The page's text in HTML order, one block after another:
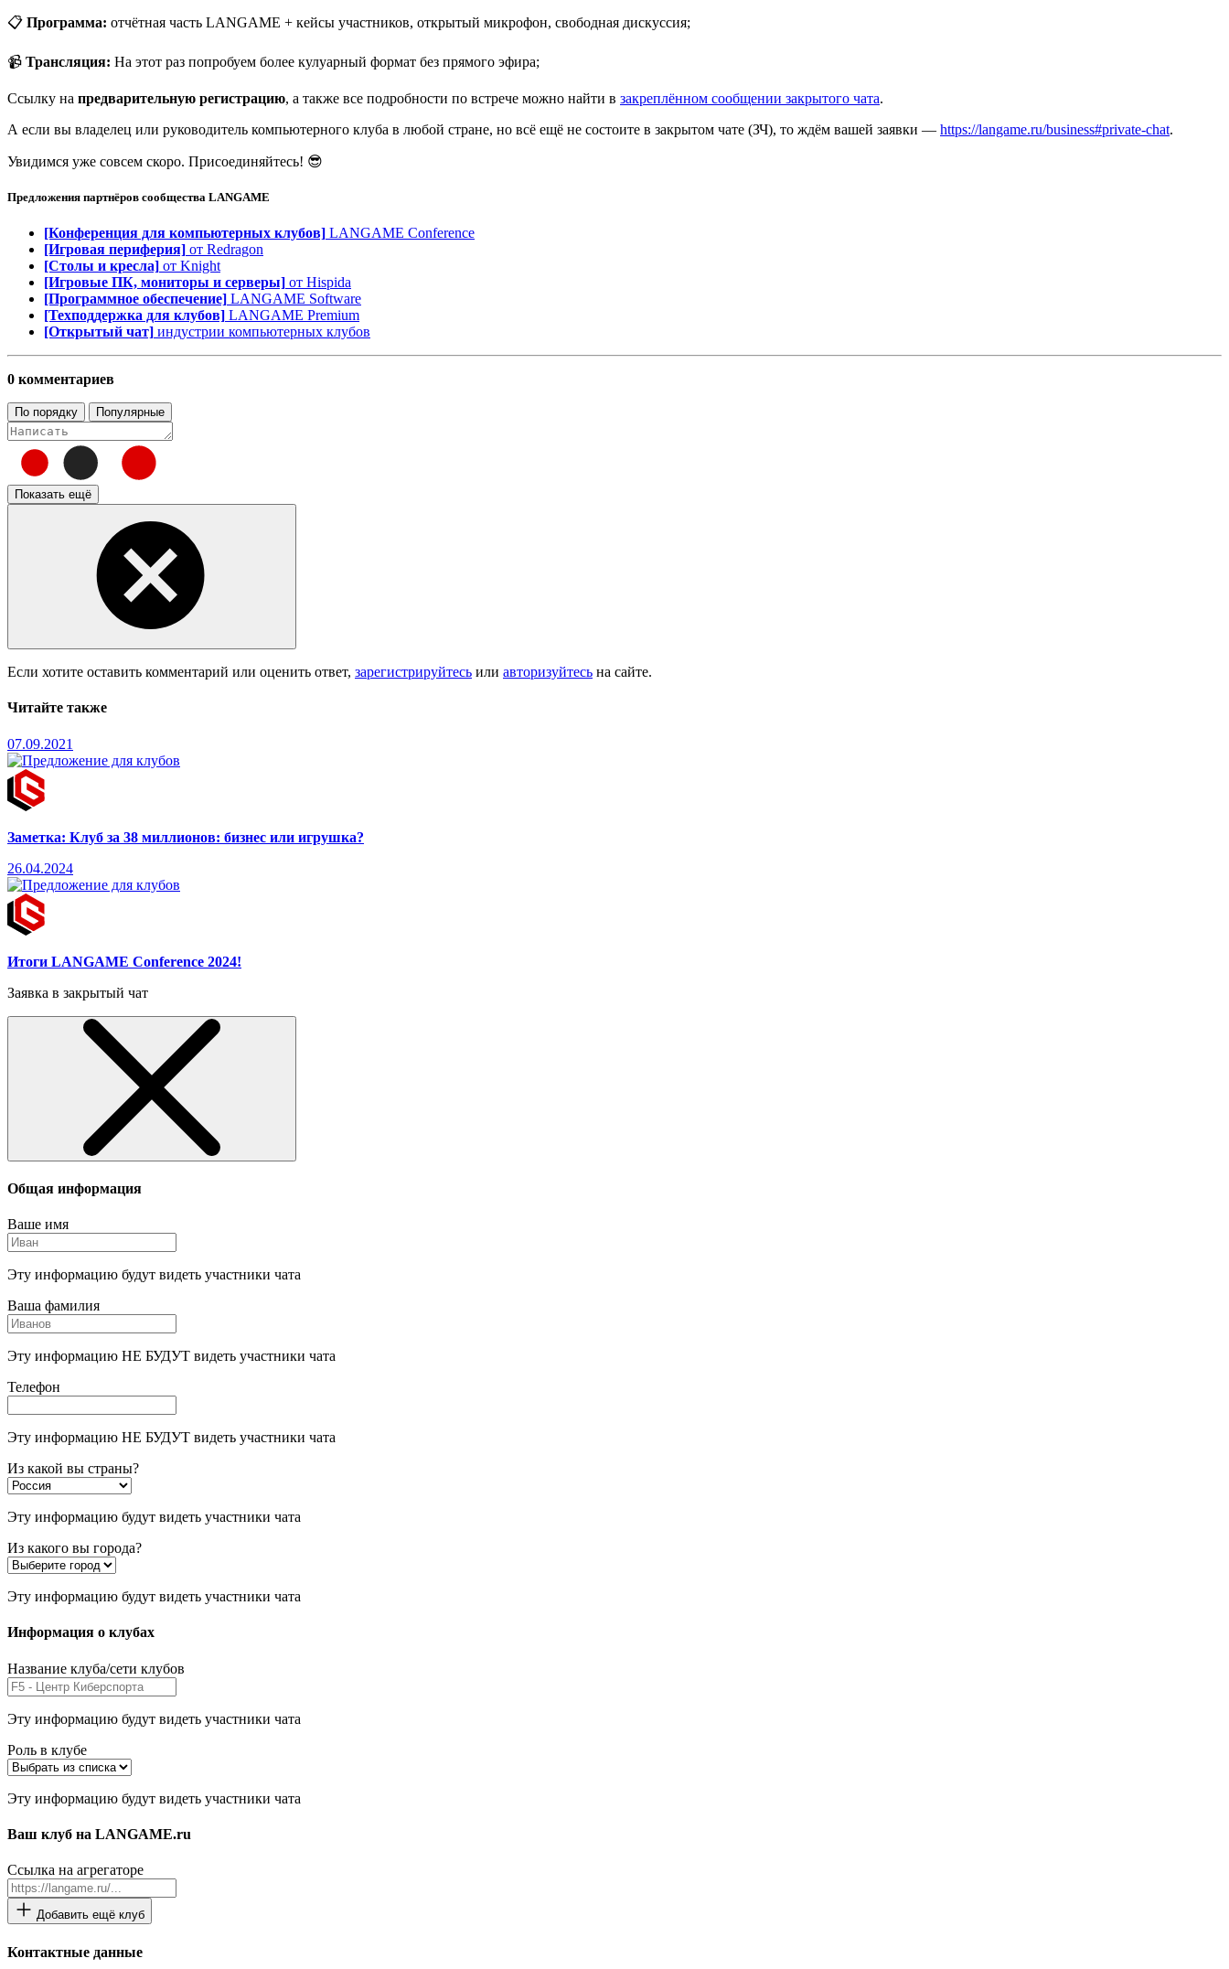
📋 Программа: отчётная часть LANGAME + кейсы участников, открытый микрофон, свободная дискуссия;
📹 Трансляция: На этот раз попробуем более кулуарный формат без прямого эфира;
Ссылку на предварительную регистрацию, а также все подробности по встрече можно найти в закреплённом сообщении закрытого чата.
А если вы владелец или руководитель компьютерного клуба в любой стране, но всё ещё не состоите в закрытом чате (ЗЧ), то ждём вашей заявки — https://langame.ru/business#private-chat.
Увидимся уже совсем скоро. Присоединяйтесь! 😎
Предложения партнёров сообщества LANGAME
[Конференция для компьютерных клубов] LANGAME Conference
[Игровая периферия] от Redragon
[Столы и кресла] от Knight
[Игровые ПК, мониторы и серверы] от Hispida
[Программное обеспечение] LANGAME Software
[Техподдержка для клубов] LANGAME Premium
[Открытый чат] индустрии компьютерных клубов
0 комментариев
По порядку Популярные
Показать ещё
Если хотите оставить комментарий или оценить ответ, зарегистрируйтесь или авторизуйтесь на сайте.
Читайте также
07.09.2021
Заметка: ​Клуб за 38 миллионов: бизнес или игрушка?
26.04.2024
Итоги LANGAME Conference 2024!
Заявка в закрытый чат
Общая информация
Ваше имя
Эту информацию будут видеть участники чата
Ваша фамилия
Эту информацию НЕ БУДУТ видеть участники чата
Телефон
Эту информацию НЕ БУДУТ видеть участники чата
Из какой вы страны?
Эту информацию будут видеть участники чата
Из какого вы города?
Эту информацию будут видеть участники чата
Информация о клубах
Название клуба/сети клубов
Эту информацию будут видеть участники чата
Роль в клубе
Эту информацию будут видеть участники чата
Ваш клуб на LANGAME.ru
Ссылка на агрегаторе
Добавить ещё клуб
Контактные данные